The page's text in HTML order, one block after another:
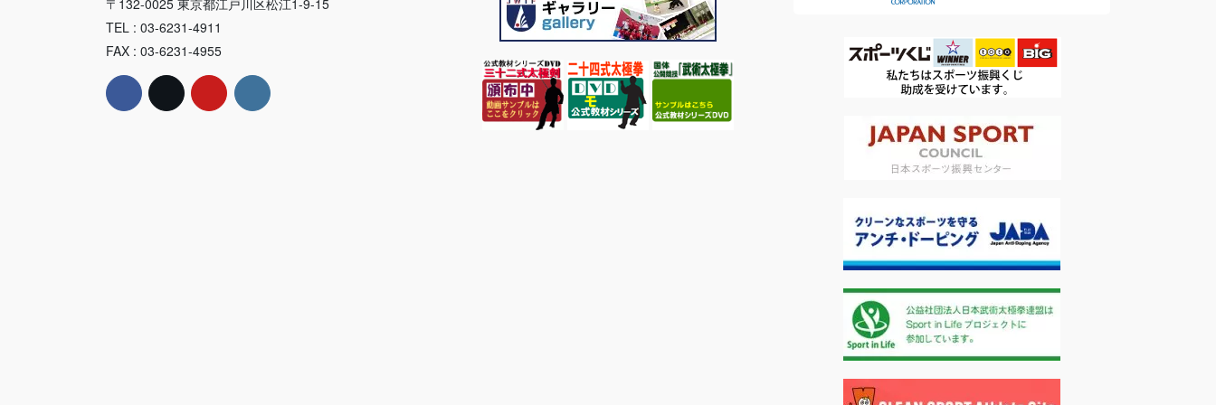
〒132-0025 東京都江戸川区松江1-9-15
TEL : 03-6231-4911
FAX : 03-6231-4955